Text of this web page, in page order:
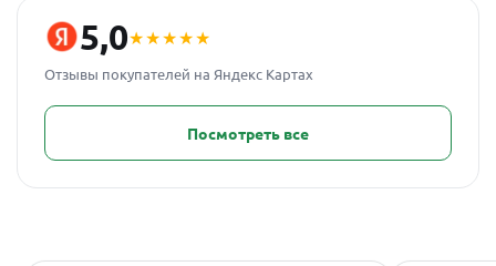
5,0★★★★★
Отзывы покупателей на Яндекс Картах
Посмотреть все